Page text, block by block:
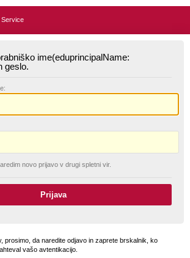
Service
ime(eduprincipalName:
geslo.
novo prijavo v drugi spletni vir.
prosimo, da naredite odjavo in zaprete brskalnik, ko
vašo avtentikacijo.